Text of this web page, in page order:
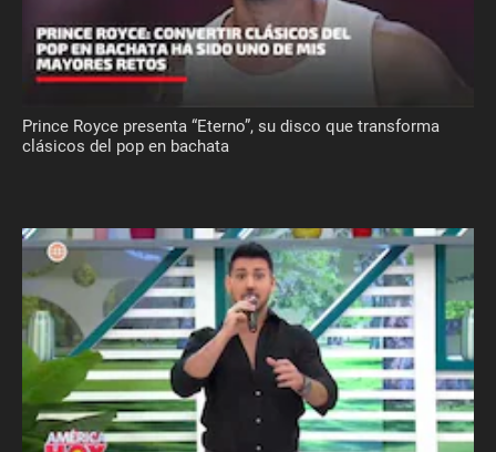
Prince Royce presenta “Eterno”, su disco que transforma
clásicos del pop en bachata